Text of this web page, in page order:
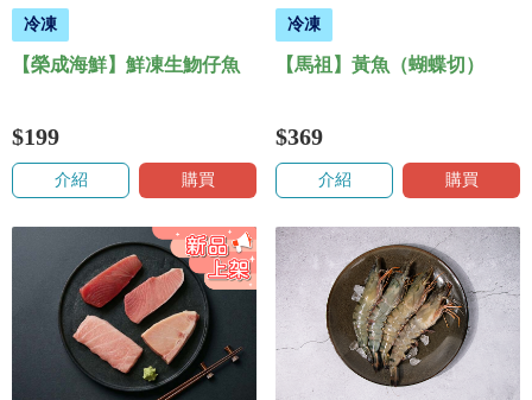
冷凍
【榮成海鮮】鮮凍生魩仔魚
$199
介紹 購買
冷凍
【馬祖】黃魚（蝴蝶切）
$369
介紹 購買